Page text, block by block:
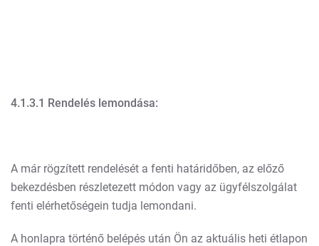
4.1.3.1 Rendelés lemondása:
A már rögzített rendelését a fenti határidőben, az előző
bekezdésben részletezett módon vagy az ügyfélszolgálat
fenti elérhetőségein tudja lemondani.
A honlapra történő belépés után Ön az aktuális heti étlapon